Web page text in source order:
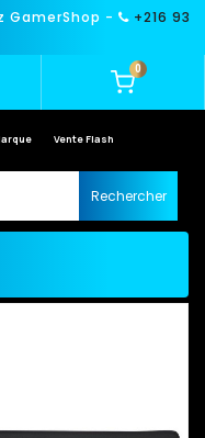
GamerShop -
+216 93
0
Vente Flash
Rechercher